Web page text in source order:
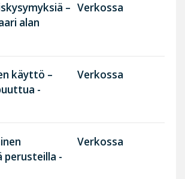
–
alan
Verkossa
käyttö –
-
Verkossa
-
Verkossa